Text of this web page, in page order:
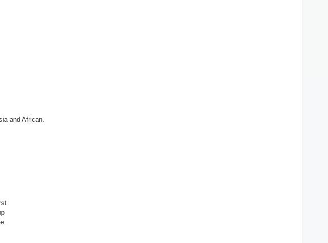
and African.